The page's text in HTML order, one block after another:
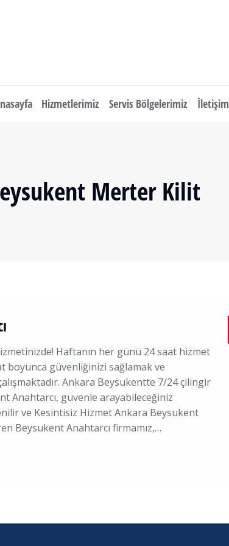
Hizmetlerimiz Servis Bölgelerimiz İletişim
Merter Kilit
Haftanın her günü 24 saat hizmet
boyunca güvenliğinizi sağlamak ve
Ankara Beysukentte 7/24 çilingir
Anahtarcı, güvenle arayabileceğiniz
ve Kesintisiz Hizmet Ankara Beysukent
Beysukent Anahtarcı firmamız,…